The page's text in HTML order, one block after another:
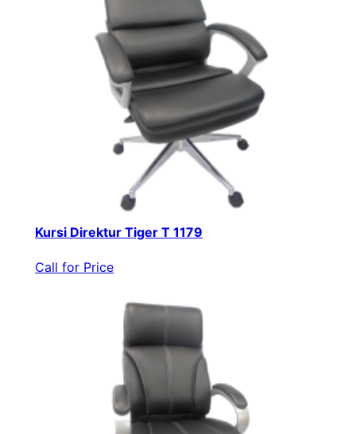
Kursi Direktur Tiger T 1179
Call for Price